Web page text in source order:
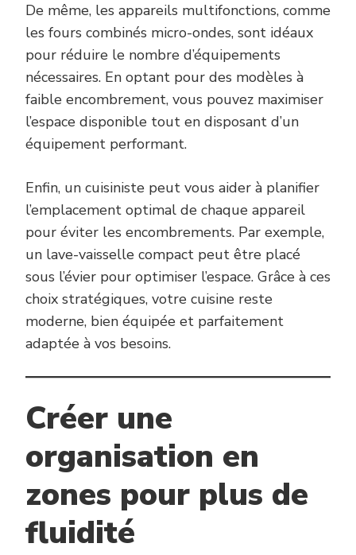
De même, les appareils multifonctions, comme
les fours combinés micro-ondes, sont idéaux
pour réduire le nombre d’équipements
nécessaires. En optant pour des modèles à
faible encombrement, vous pouvez maximiser
l’espace disponible tout en disposant d’un
équipement performant.
Enfin, un cuisiniste peut vous aider à planifier
l’emplacement optimal de chaque appareil
pour éviter les encombrements. Par exemple,
un lave-vaisselle compact peut être placé
sous l’évier pour optimiser l’espace. Grâce à ces
choix stratégiques, votre cuisine reste
moderne, bien équipée et parfaitement
adaptée à vos besoins.
Créer une
organisation en
zones pour plus de
fluidité